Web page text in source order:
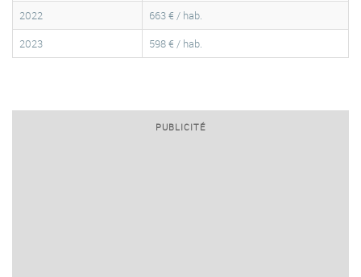
2022
663 € / hab.
2023
598 € / hab.
PUBLICITÉ